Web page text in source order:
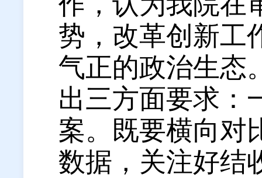
势，改革创新工
气正的政治生态
出三方面要求：
案。
既要横向对
数据，关注好结